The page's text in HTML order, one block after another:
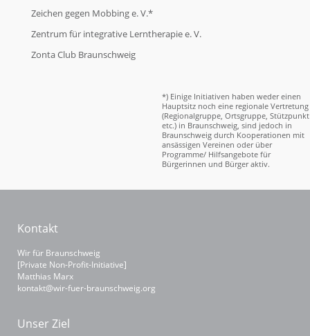
Zeichen gegen Mobbing e. V.*
Zentrum für integrative Lerntherapie e. V.
Zonta Club Braunschweig
*) Einige Initiativen haben weder einen
Hauptsitz noch eine regionale Vertretung
(Regionalgruppe, Ortsgruppe, Stützpunkt
etc.) in Braunschweig, sind jedoch in
Braunschweig durch Kooperationen mit
ansässigen Vereinen oder über
Programme/ Hilfsangebote für
Bürgerinnen und Bürger aktiv.
Kontakt
Wir für Braunschweig
[Private Non-Profit-Initiative]
Matthias Marx
kontakt@wir-fuer-braunschweig.org
Unser Ziel